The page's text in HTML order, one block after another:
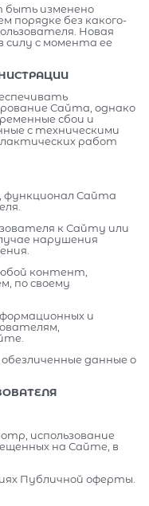
быть изменено
порядке без какого-
Новая
силу с момента ее
Сайта, однако
сбои и
с техническими
работ
функционал Сайта
к Сайту или
нарушения
контент,
по своему
и
данные о
использование
на Сайте, в
Публичной оферты.